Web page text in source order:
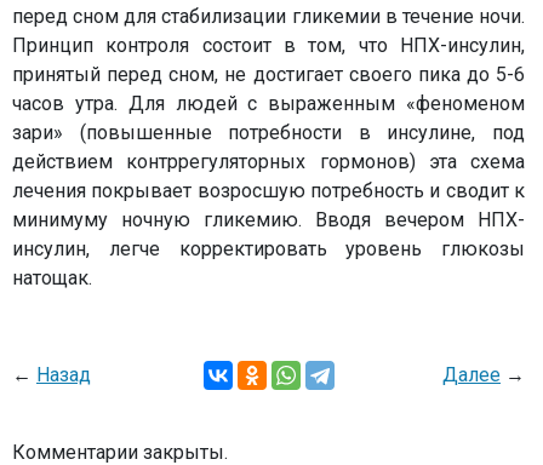
перед сном для стабилизации гликемии в течение ночи.
Принцип контроля состоит в том, что НПХ-инсулин,
принятый перед сном, не достигает своего пика до 5-6
часов утра. Для людей с выраженным «феноменом
зари» (повышенные потребности в инсулине, под
действием контррегуляторных гормонов) эта схема
лечения покрывает возросшую потребность и сводит к
минимуму ночную гликемию. Вводя вечером НПХ-
инсулин, легче корректировать уровень глюкозы
натощак.
← Назад Далее →
Комментарии закрыты.